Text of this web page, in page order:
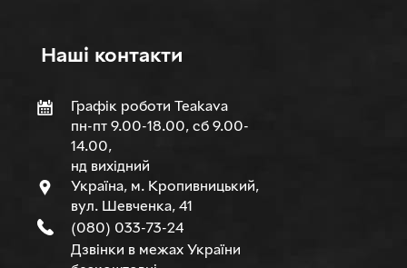
Нашi контакти
Графік роботи Teakava
пн-пт 9.00-18.00, сб 9.00-
14.00,
нд вихідний
Україна, м. Кропивницький,
вул. Шевченка, 41
(080) 033-73-24
Дзвінки в межах України